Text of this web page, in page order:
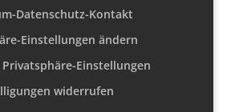
Datenschutz-Kontakt
Einstellungen ändern
Einstellungen
widerrufen